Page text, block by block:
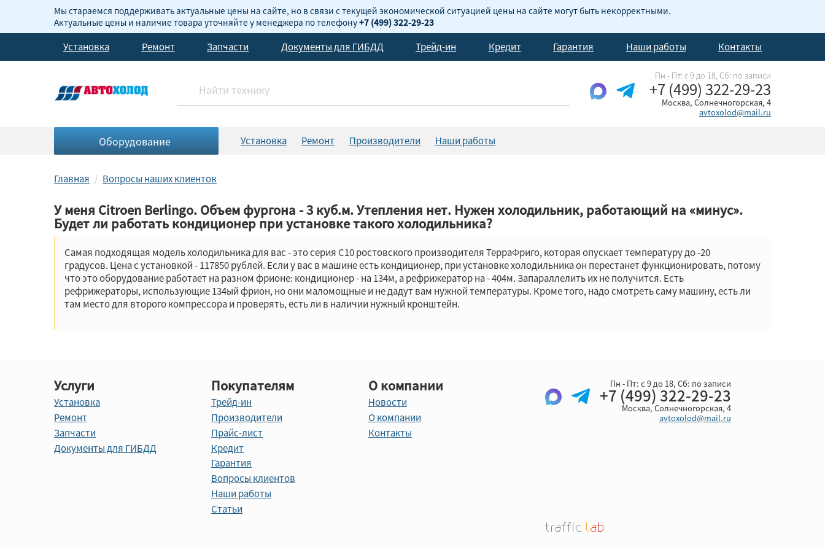
Мы стараемся поддерживать актуальные цены на сайте, но в связи с текущей экономической ситуацией цены на сайте могут быть некорректными.
Актуальные цены и наличие товара уточняйте у менеджера по телефону+7 (499) 322-29-23
Установка Ремонт Запчасти Документы для ГИБДД Трейд-ин Кредит Гарантия Наши работы Контакты
Пн - Пт: с 9 до 18, Cб: по записи
+7 (499) 322-29-23
Москва, Солнечногорская, 4
avtoxolod@mail.ru
Оборудование Установка Ремонт Производители Наши работы
Главная Вопросы наших клиентов
У меня Citroen Berlingo. Объем фургона - 3 куб.м. Утепления нет. Нужен холодильник, работающий на «минус».
Будет ли работать кондиционер при установке такого холодильника?
Самая подходящая модель холодильника для вас - это серия С10 ростовского производителя ТерраФриго, которая опускает температуру до -20
градусов. Цена с установкой - 117850 рублей. Если у вас в машине есть кондиционер, при установке холодильника он перестанет функционировать, потому
что это оборудование работает на разном фрионе: кондиционер - на 134м, а рефрижератор на - 404м. Запараллелить их не получится. Есть
рефрижераторы, использующие 134ый фрион, но они маломощные и не дадут вам нужной температуры. Кроме того, надо смотреть саму машину, есть ли
там место для второго компрессора и проверять, есть ли в наличии нужный кронштейн.
Услуги
Установка
Ремонт
Запчасти
Документы для ГИБДД
Покупателям
Трейд-ин
Производители
Прайс-лист
Кредит
Гарантия
Вопросы клиентов
Наши работы
Статьи
О компании
Новости
О компании
Контакты
Пн - Пт: с 9 до 18, Cб: по записи
+7 (499) 322-29-23
Москва, Солнечногорская, 4
avtoxolod@mail.ru